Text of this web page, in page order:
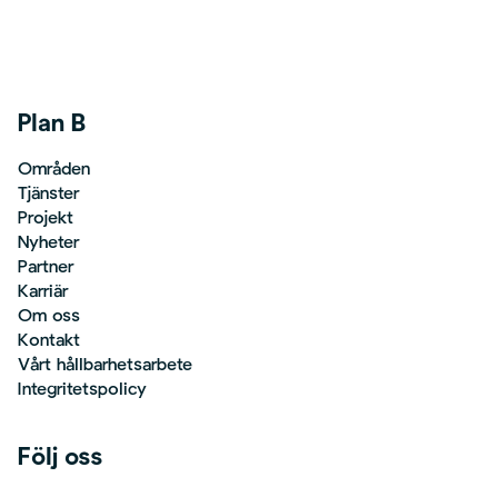
Plan B
Områden
Tjänster
Projekt
Nyheter
Partner
Karriär
Om oss
Kontakt
Vårt hållbarhetsarbete
Integritetspolicy
Följ oss